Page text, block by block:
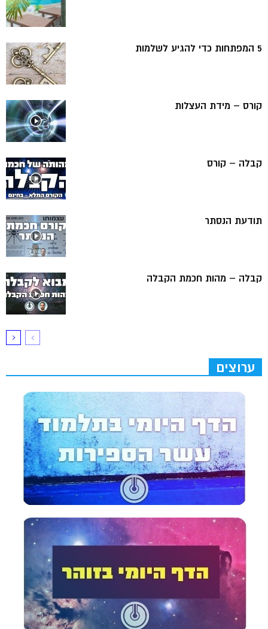
5 המפתחות כדי להגיע לשלמות
קורס – מידת העצלות
קבלה – קורס
תודעת הנסתר
קבלה – מהות חכמת הקבלה
ערוצים